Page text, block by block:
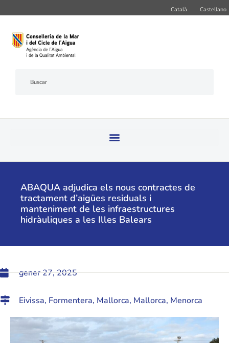
Català Castellano
ABAQUA adjudica els nous contractes de
tractament d’aigües residuals i
manteniment de les infraestructures
hidràuliques a les Illes Balears
gener 27, 2025
Eivissa, Formentera, Mallorca, Mallorca, Menorca